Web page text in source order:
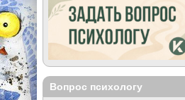
Вопрос психологу